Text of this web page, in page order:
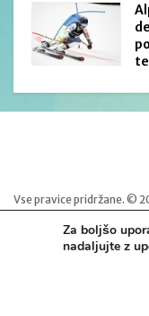
Vse pravice pridržane. ©
Pravno obvestilo|Izjava
Za boljšo
nadaljujte z